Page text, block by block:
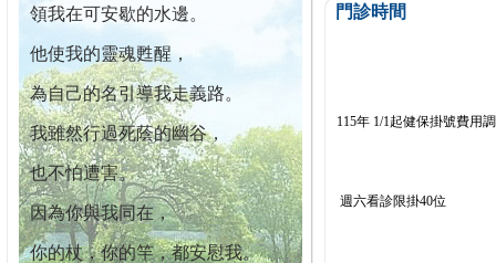
領我在可安歇的水邊。
他使我的靈魂甦醒，
為自己的名引導我走義路。
我雖然行過死蔭的幽谷，
也不怕遭害。
因為你與我同在，
你的杖，你的竿，都安慰我。
門診時間
115年 1/1起健保掛號費用
週六看診限掛40位